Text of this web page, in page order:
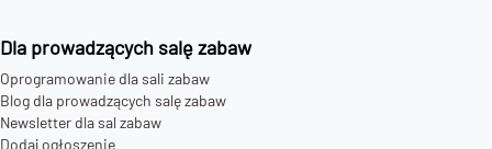
Dla prowadzących salę zabaw
Oprogramowanie dla sali zabaw
Blog dla prowadzących salę zabaw
Newsletter dla sal zabaw
Dodaj ogłoszenie